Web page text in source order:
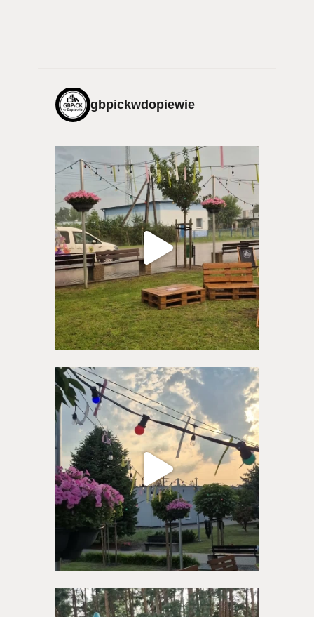
gbpickwdopiewie